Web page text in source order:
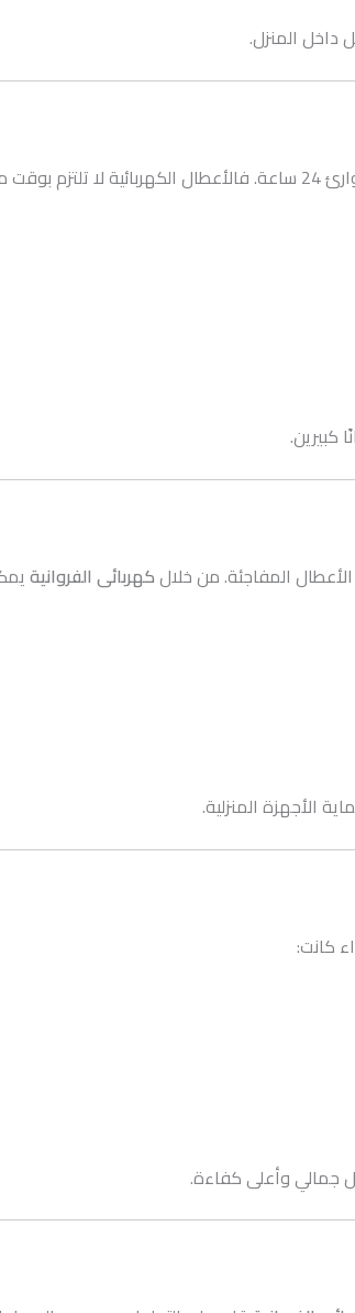
داخل المنزل.
بوقت محدد، وقد تحدث في أي لحظة.
كبيرين.
المفاجئة. من خلالكهربائى الفروانية
الأجهزة المنزلية.
كانت:
جمالي وأعلى كفاءة.